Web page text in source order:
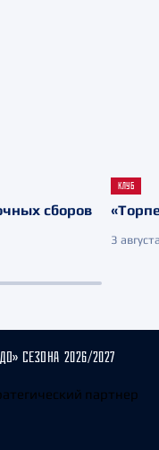
сборов
КЛУБ
3
СЕЗОНА 2026/2027